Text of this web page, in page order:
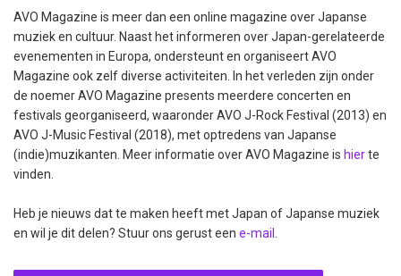
AVO Magazine is meer dan een online magazine over Japanse
muziek en cultuur. Naast het informeren over Japan-gerelateerde
evenementen in Europa, ondersteunt en organiseert AVO
Magazine ook zelf diverse activiteiten. In het verleden zijn onder
de noemer AVO Magazine presents meerdere concerten en
festivals georganiseerd, waaronder AVO J-Rock Festival (2013) en
AVO J-Music Festival (2018), met optredens van Japanse
(indie)muzikanten. Meer informatie over AVO Magazine is hierte
vinden.
Heb je nieuws dat te maken heeft met Japan of Japanse muziek
en wil je dit delen? Stuur ons gerust een e-mail .